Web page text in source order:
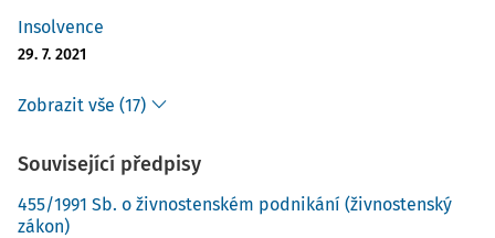
Insolvence
29. 7. 2021
Zobrazit vše (17)
Související předpisy
455/1991 Sb. o živnostenském podnikání (živnostenský
zákon)